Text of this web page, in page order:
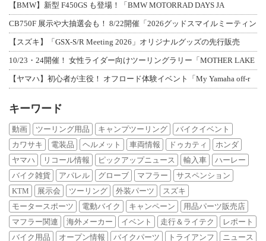
【BMW】新型 F450GS も登場！「BMW MOTORRAD DAYS JA
CB750F 展示や大抽選会も！ 8/22開催「2026グッドスマイルミーティン
【スズキ】「GSX-S/R Meeting 2026」オリジナルグッズの先行販売
10/23・24開催！ 女性ライダー向けツーリングラリー「MOTHER LAKE
【ヤマハ】初心者が主役！ オフロード体験イベント「My Yamaha off-r
キーワード
動画 ツーリング用品 キャンプツーリング
バイクイベント
カワサキ
電装品 ヘルメット 車両情報 ドゥカティ
ホンダ
ヤマハ
リコール情報 ピックアップニュース 輸入車
ハーレー
バイク雑貨
アパレル グローブ マフラー
サスペンション
KTM
展示会 ツーリング 外装パーツ
スズキ
モータースポーツ
電動バイク キャンペーン
用品パーツ販売店
マフラー関連
海外メーカー イベント 走行＆ライテク
レポート
バイク用品
オープン情報 バイクパーツ トライアンフ ニュース